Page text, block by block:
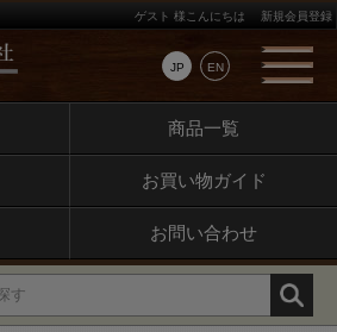
JP EN
ゲスト 様こんにちは 新規会員登録
商品一覧
お買い物ガイド
お問い合わせ